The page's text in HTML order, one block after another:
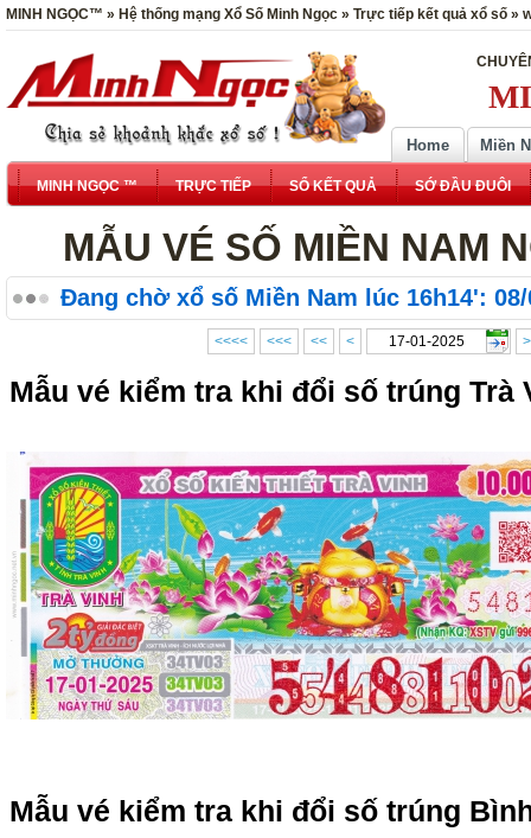
MINH NGỌC™ » Hệ thống mạng Xổ Số Minh Ngọc » Trực tiếp kết quả xổ số »
Home Miền
MINH NGỌC ™ TRỰC TIẾP SỔ KẾT QUẢ SỚ ĐẦU ĐUÔI
MẪU VÉ SỐ MIỀN NAM
Đang chờ xổ số Miền Nam lúc 16h14':
<<<< <<< << < >
Mẫu vé kiểm tra khi đổi số trúng Trà
Mẫu vé kiểm tra khi đổi số trúng